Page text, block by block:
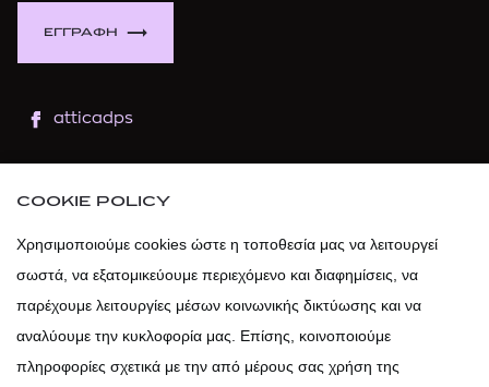
ΕΓΓΡΑΦΗ
atticadps
atticadps
COOKIE POLICY
Χρησιμοποιούμε cookies ώστε η τοποθεσία μας να λειτουργεί
σωστά, να εξατομικεύουμε περιεχόμενο και διαφημίσεις, να
παρέχουμε λειτουργίες μέσων κοινωνικής δικτύωσης και να
αναλύουμε την κυκλοφορία μας. Επίσης, κοινοποιούμε
πληροφορίες σχετικά με την από μέρους σας χρήση της